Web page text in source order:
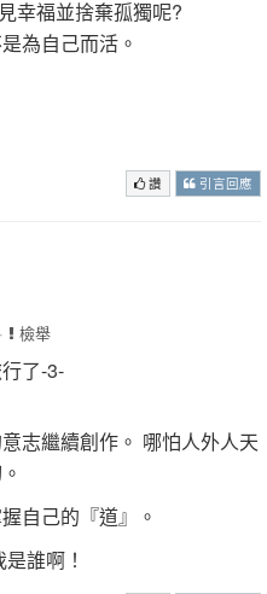
幸福並捨棄孤獨呢?
為自己而活。
讚 引言回應
檢舉
了-3-
志繼續創作。 哪怕人外人天
自己的『道』。
誰啊！